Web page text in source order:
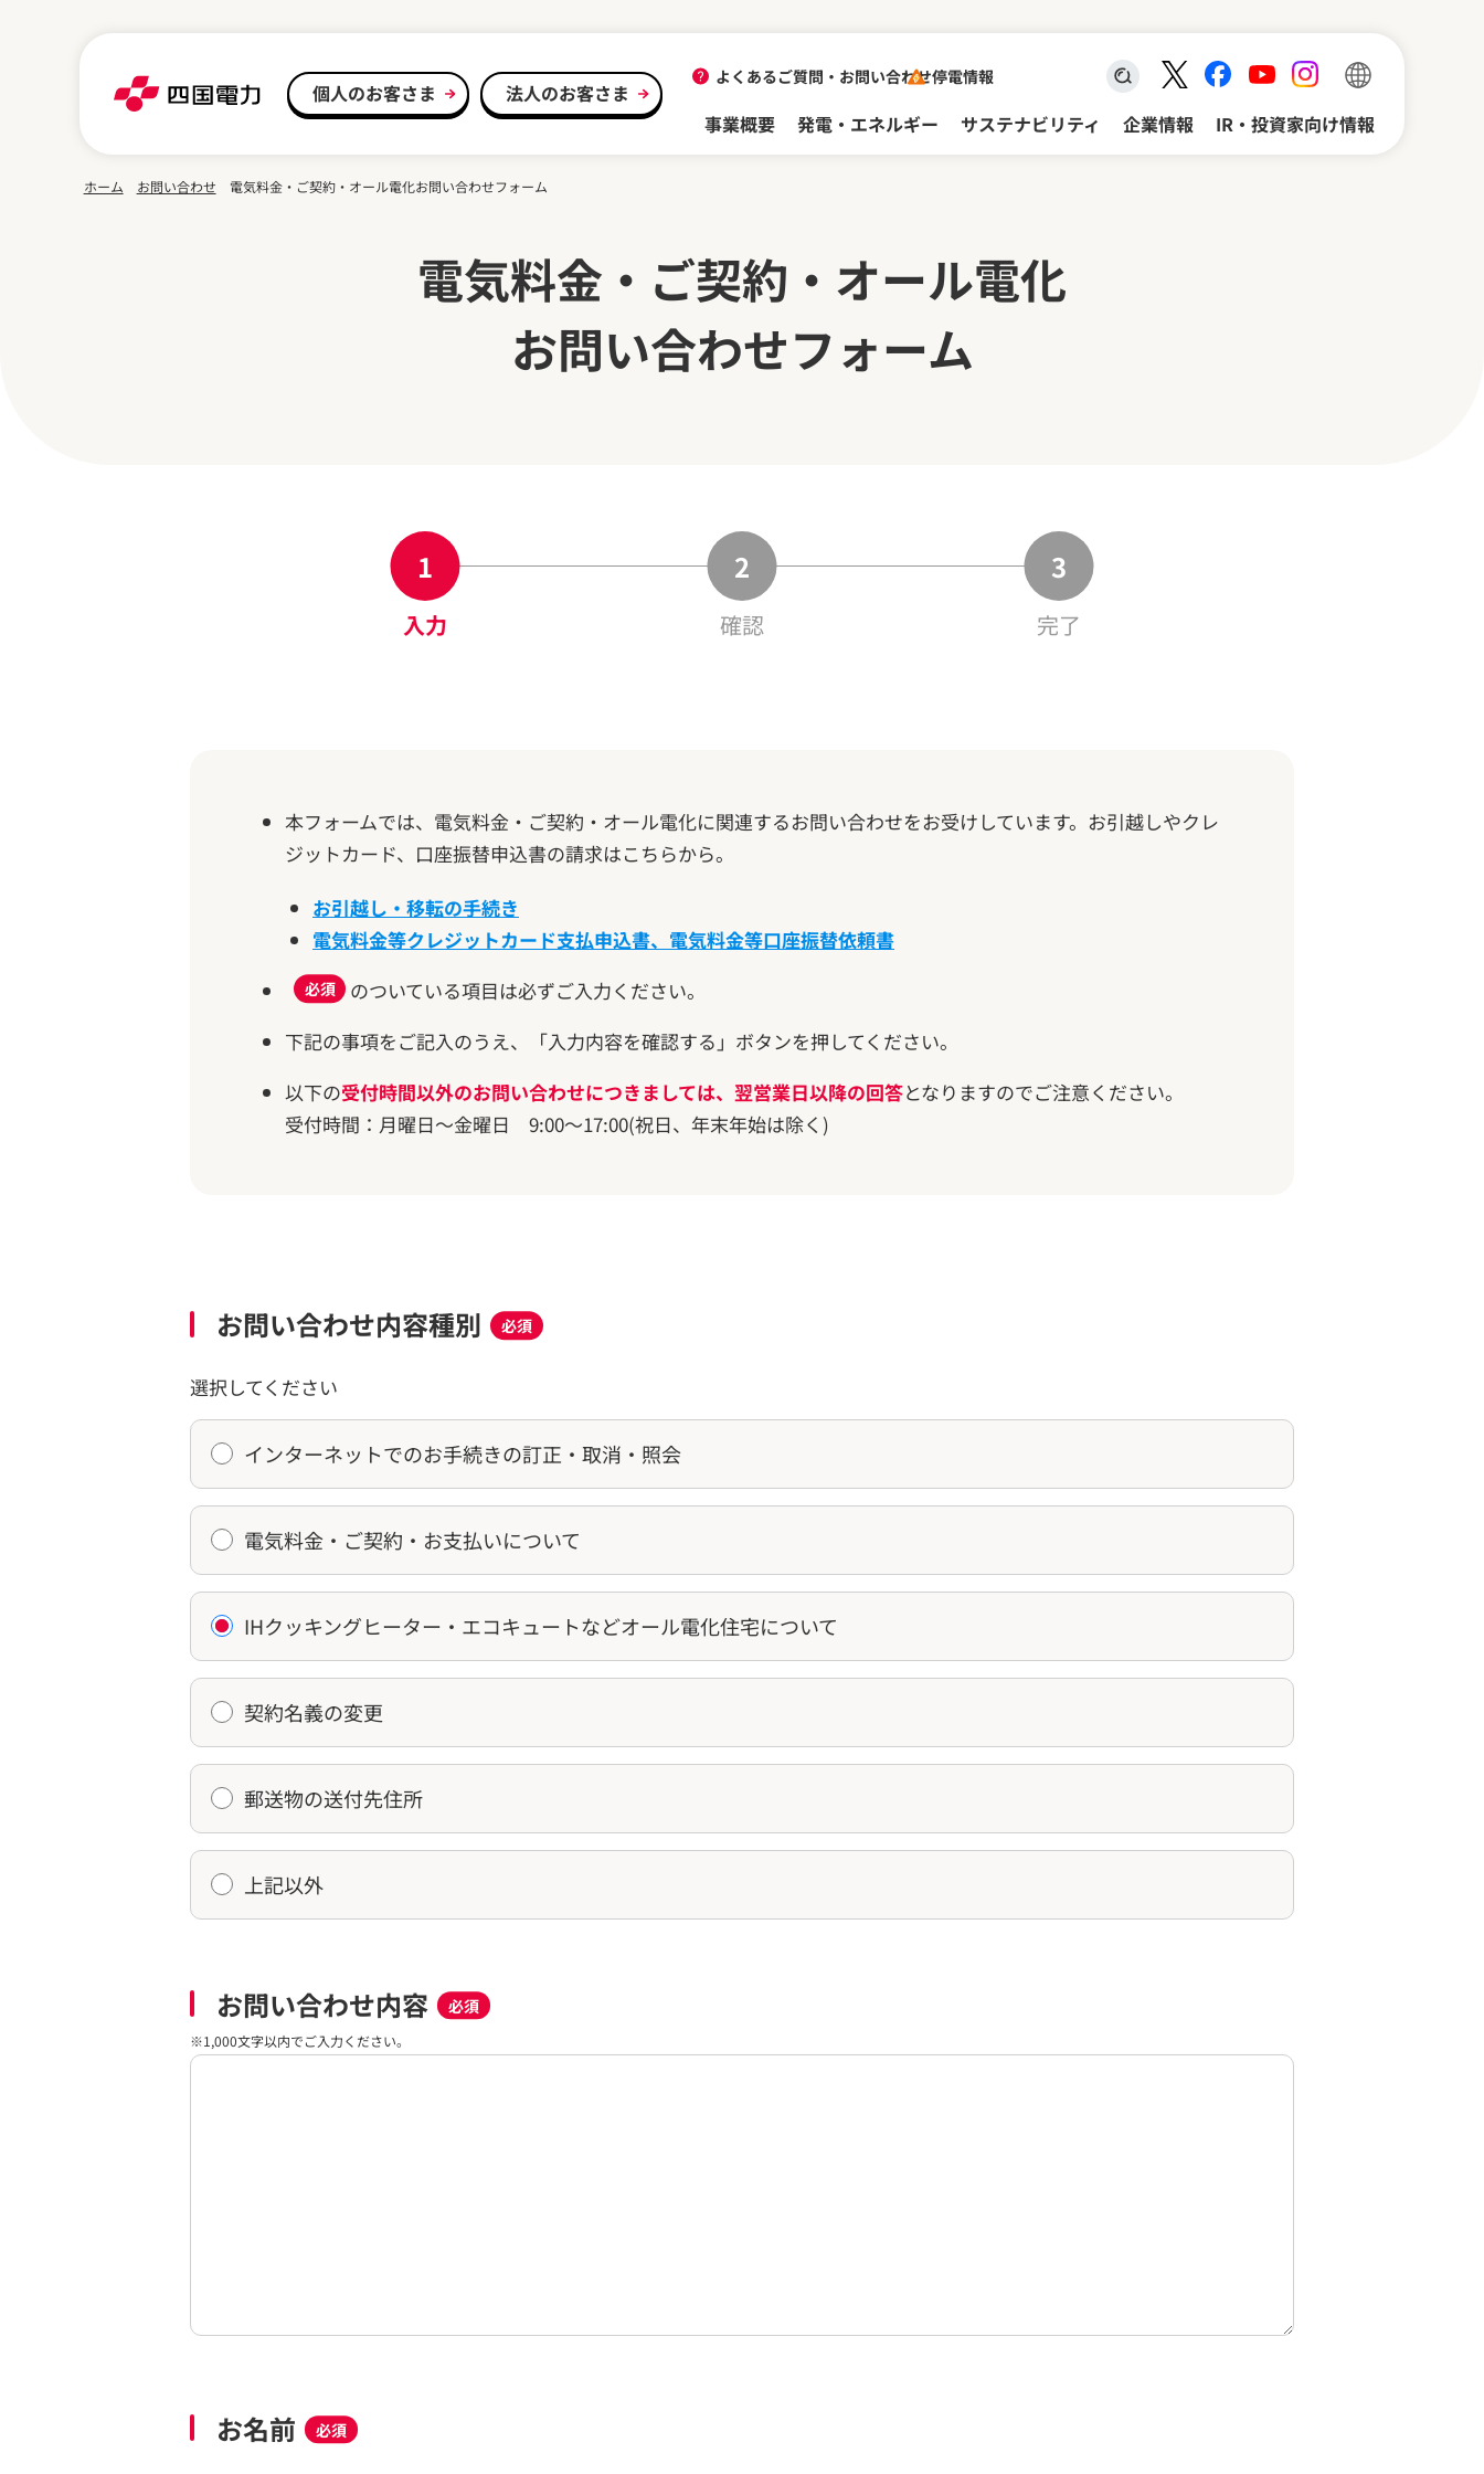
個人のお客さま
法人のお客さま
事業概要
発電・エネルギー サステナビリティ 企業情報 IR・投資家向け情報
よくあるご質問・ お問い合わせ停電情報
検索キーワード入力
ホーム お問い合わせ 電気料金・ご契約・オール電化お問い合わせフォーム
電気料金・ご契約・ オール電化
お問い合わせフォーム
入力 確認 完了
本フォームでは、電気料金・ご契約・オール電化に関連するお問い合わせをお受けしています。お引越しやクレ
ジットカード、口座振替申込書の請求はこちらから。
お引越し・移転の手続き
電気料金等クレジットカード支払申込書、電気料金等口座振替依頼書
必須
のついている項目は必ずご入力ください。
下記の事項をご記入のうえ、「入力内容を確認する」ボタンを押してください。
以下の受付時間以外のお問い合わせにつきましては、翌営業日以降の回答となりますのでご注意ください。
受付時間：月曜日～金曜日 9:00～17:00(祝日、年末年始は除く)
お問い合わせ内容種別 必須
選択してください
インターネットでのお手続きの訂正・取消・照会
電気料金・ご契約・お支払いについて
IHクッキングヒーター・エコキュートなどオール電化住宅について
契約名義の変更
郵送物の送付先住所
上記以外
お問い合わせ内容 必須
※1,000文字以内でご入力ください。
お名前 必須